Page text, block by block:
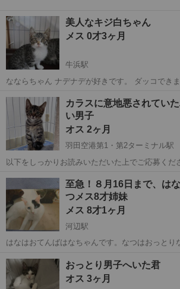
美人なキジ白ちゃん
メス 0才3ヶ月
牛浜駅
なならちゃん ナデナデが好きです。 ダッコでき
お願いしたいです。 活発なおてんばちゃんなの
東京 福生市 猫 トライ
カラスに意地悪されてい
い男子
オス 2ヶ月
羽田空港第1・第2ターミナル駅
以下をしっかりお読みいただいた上でご応募ください 熊本から
る部分も毛が生えてきて、先住猫やおもちゃで走
になりました！ 慣れるまで...
東京 大田区 羽田空港第1・第2ターミナ
有無
至急！８月16日まで、は
つメス8才姉妹
メス 8才1ヶ月
河辺駅
はなはおてんばはなちゃんです。なつはおっとりなつです
康優良児です。 親の介護で引っ越しする事なりました。やむなく手放
す事にするしかないと判断しました
東京 青梅市 河辺駅 猫 メス
おっとり男子へいた君
オス 3ヶ月